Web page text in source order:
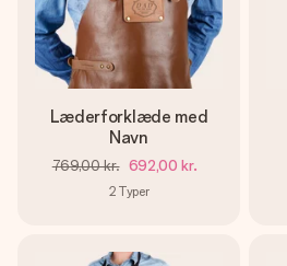
Læderforklæde med
Navn
769,00 kr. 692,00 kr.
2 Typer